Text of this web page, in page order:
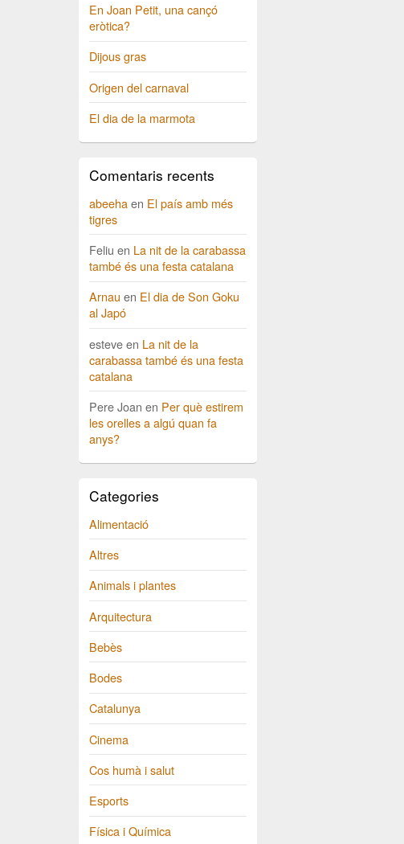
En Joan Petit, una cançó
eròtica?
Dijous gras
Origen del carnaval
El dia de la marmota
Comentaris recents
abeehaen El país amb més
tigres
Feliu en La nit de la carabassa
també és una festa catalana
Arnau en El dia de Son Goku
al Japó
esteveen La nit de la
carabassa també és una festa
catalana
Pere Joan en Per què estirem
les orelles a algú quan fa
anys?
Categories
Alimentació
Altres
Animals i plantes
Arquitectura
Bebès
Bodes
Catalunya
Cinema
Cos humà i salut
Esports
Física i Química